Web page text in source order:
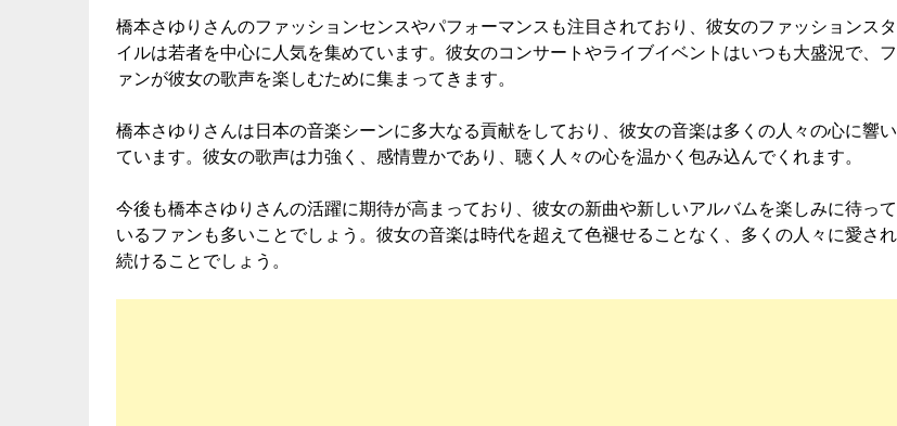
橋本さゆりさんのファッションセンスやパフォーマンスも注目されており、彼女のファッションスタ
イルは若者を中心に人気を集めています。彼女のコンサートやライブイベントはいつも大盛況で、フ
ァンが彼女の歌声を楽しむために集まってきます。
橋本さゆりさんは日本の音楽シーンに多大なる貢献をしており、彼女の音楽は多くの人々の心に響い
ています。彼女の歌声は力強く、感情豊かであり、聴く人々の心を温かく包み込んでくれます。
今後も橋本さゆりさんの活躍に期待が高まっており、彼女の新曲や新しいアルバムを楽しみに待って
いるファンも多いことでしょう。彼女の音楽は時代を超えて色褪せることなく、多くの人々に愛され
続けることでしょう。